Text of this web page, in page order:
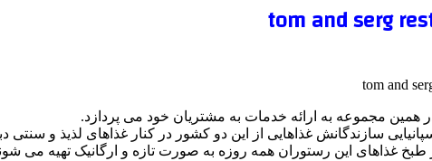
مجموعه به ارائه خدمات به مشتریان خود می پردازد.
سازندگانش غذاهایی از این دو کشور در کنار غذاهای لذیذ و سنتی
طبخ غذاهای این رستوران همه روزه به صورت تازه و ارگانیک تهیه می